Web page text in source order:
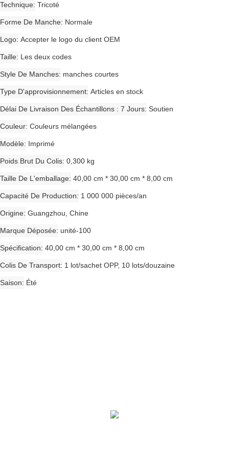
Technique Tricoté
Forme De Manche Normale
Logo Accepter le logo du client OEM
Taille Les deux codes
Style De Manches manches courtes
Type D'approvisionnement Articles en stock
Délai De Livraison Des Échantillons : 7 Jours Soutien
Couleur Couleurs mélangées
Modèle Imprimé
Poids Brut Du Colis 0,300 kg
Taille De L'emballage 40,00 cm * 30,00 cm * 8,00 cm
Capacité De Production 1 000 000 pièces/an
Origine Guangzhou, Chine
Marque Déposée unité-100
Spécification 40,00 cm * 30,00 cm * 8,00 cm
Colis De Transport 1 lot/sachet OPP, 10 lots/douzaine
Saison Été